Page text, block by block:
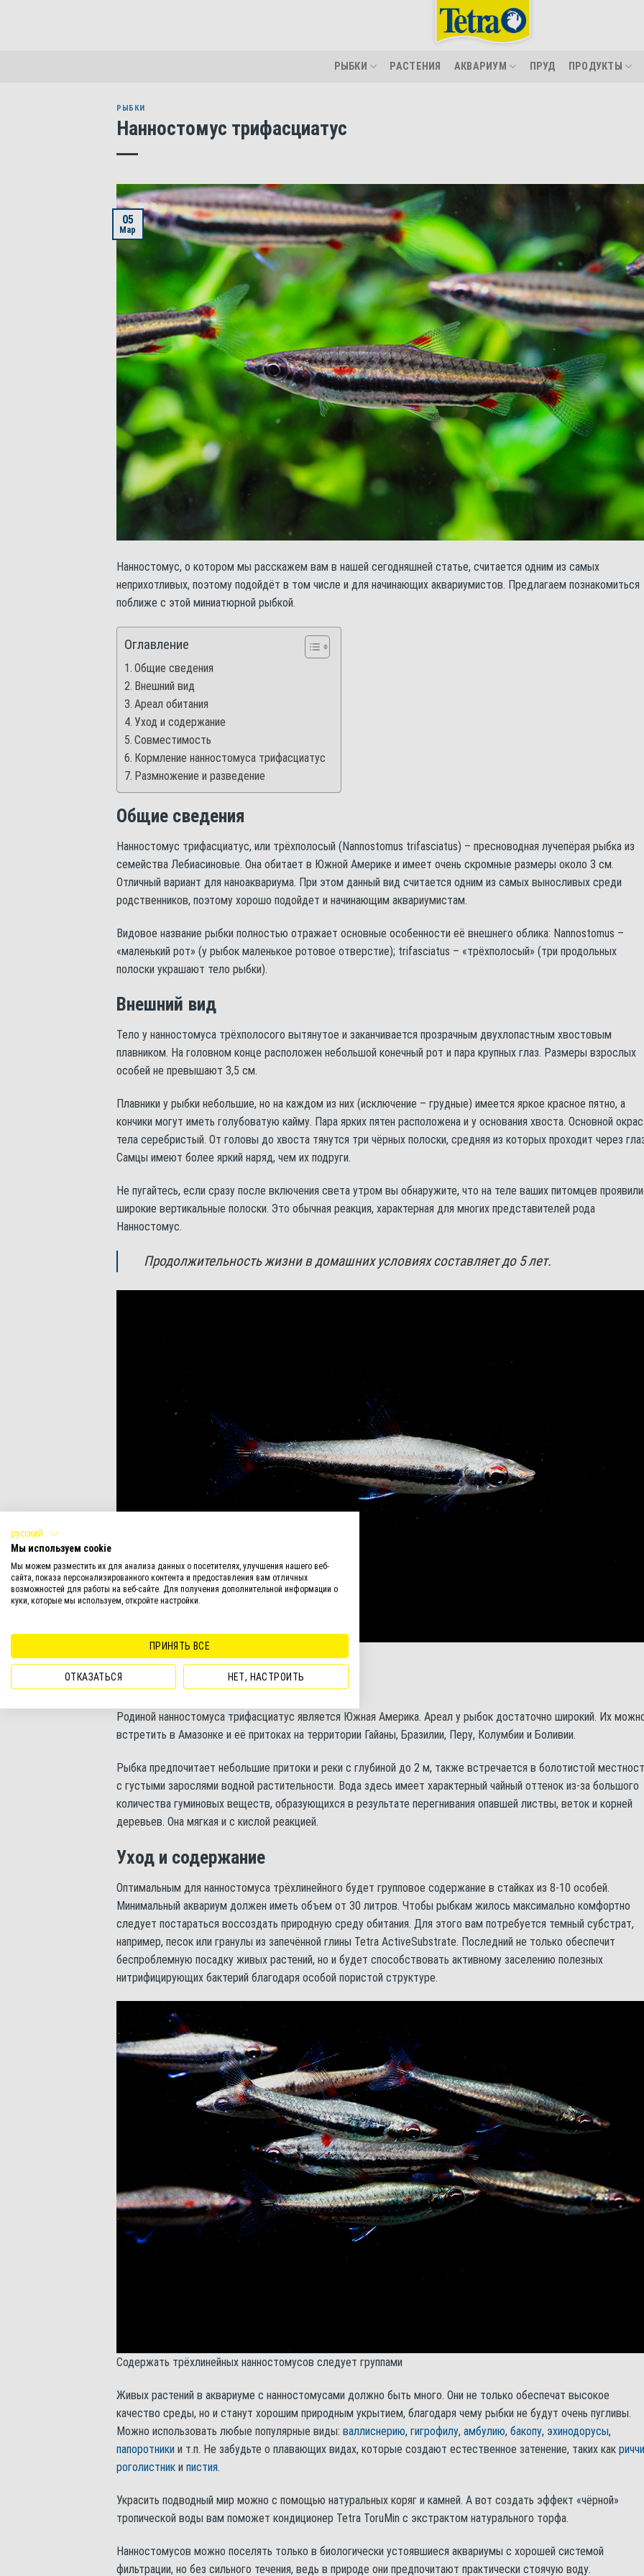
РЫБКИ РАСТЕНИЯ АКВАРИУМ ПРУД ПРОДУКТЫ
РЫБКИ
Нанностомус трифасциатус
05
Мар
Нанностомус, о котором мы расскажем вам в нашей сегодняшней статье, считается одним из самых
неприхотливых, поэтому подойдёт в том числе и для начинающих аквариумистов. Предлагаем познакомиться
поближе с этой миниатюрной рыбкой.
Оглавление
Общие сведения
Внешний вид
Ареал обитания
Уход и содержание
Совместимость
Кормление нанностомуса трифасциатус
Размножение и разведение
Общие сведения
Нанностомус трифасциатус, или трёхполосый (Nannostomus trifasciatus) – пресноводная лучепёрая рыбка из
семейства Лебиасиновые. Она обитает в Южной Америке и имеет очень скромные размеры около 3 см.
Отличный вариант для наноаквариума. При этом данный вид считается одним из самых выносливых среди
родственников, поэтому хорошо подойдет и начинающим аквариумистам.
Видовое название рыбки полностью отражает основные особенности её внешнего облика: Nannostomus –
«маленький рот» (у рыбок маленькое ротовое отверстие); trifasciatus – «трёхполосый» (три продольных
полоски украшают тело рыбки).
Внешний вид
Тело у нанностомуса трёхполосого вытянутое и заканчивается прозрачным двухлопастным хвостовым
плавником. На головном конце расположен небольшой конечный рот и пара крупных глаз. Размеры взрослых
особей не превышают 3,5 см.
Плавники у рыбки небольшие, но на каждом из них (исключение – грудные) имеется яркое красное пятно, а
кончики могут иметь голубоватую кайму. Пара ярких пятен расположена и у основания хвоста. Основной окрас
тела серебристый. От головы до хвоста тянутся три чёрных полоски, средняя из которых проходит через
Самцы имеют более яркий наряд, чем их подруги.
Не пугайтесь, если сразу после включения света утром вы обнаружите, что на теле ваших питомцев
широкие вертикальные полоски. Это обычная реакция, характерная для многих представителей рода
Нанностомус.
Продолжительность жизни в домашних условиях составляет до 5 лет.
Нанностомус трифасциатус. Внешний вид
Ареал обитания
Родиной нанностомуса трифасциатус является Южная Америка. Ареал у рыбок достаточно широкий. Их
встретить в Амазонке и её притоках на территории Гайаны, Бразилии, Перу, Колумбии и Боливии.
Рыбка предпочитает небольшие притоки и реки с глубиной до 2 м, также встречается в болотистой
с густыми зарослями водной растительности. Вода здесь имеет характерный чайный оттенок из-за большого
количества гуминовых веществ, образующихся в результате перегнивания опавшей листвы, веток и корней
деревьев. Она мягкая и с кислой реакцией.
Уход и содержание
Оптимальным для нанностомуса трёхлинейного будет групповое содержание в стайках из 8-10 особей.
Минимальный аквариум должен иметь объем от 30 литров. Чтобы рыбкам жилось максимально комфортно
следует постараться воссоздать природную среду обитания. Для этого вам потребуется темный субстрат,
например, песок или гранулы из запечённой глины Tetra ActiveSubstrate. Последний не только обеспечит
беспроблемную посадку живых растений, но и будет способствовать активному заселению полезных
нитрифицирующих бактерий благодаря особой пористой структуре.
Содержать трёхлинейных нанностомусов следует группами
Живых растений в аквариуме с нанностомусами должно быть много. Они не только обеспечат высокое
качество среды, но и станут хорошим природным укрытием, благодаря чему рыбки не будут очень пугливы.
Можно использовать любые популярные виды: валлиснерию, гигрофилу, амбулию, бакопу, эхинодорусы,
папоротники и т.п. Не забудьте о плавающих видах, которые создают естественное затенение, таких как
роголистник и пистия.
Украсить подводный мир можно с помощью натуральных коряг и камней. А вот создать эффект «чёрной»
тропической воды вам поможет кондиционер Tetra ToruMin с экстрактом натурального торфа.
Нанностомусов можно поселять только в биологически устоявшиеся аквариумы с хорошей системой
фильтрации, но без сильного течения, ведь в природе они предпочитают практически стоячую воду.
русский
Мы используем cookie
Мы можем разместить их для анализа данных о посетителях, улучшения нашего веб-
сайта, показа персонализированного контента и предоставления вам отличных
возможностей для работы на веб-сайте. Для получения дополнительной информации о
куки, которые мы используем, откройте настройки.
ПРИНЯТЬ ВСЕ
ОТКАЗАТЬСЯ НЕТ, НАСТРОИТЬ